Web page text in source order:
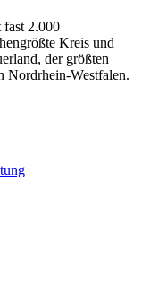
2.000
Kreis und
der größten
Nordrhein-Westfalen.